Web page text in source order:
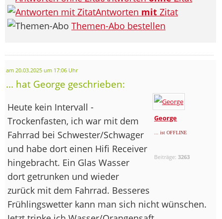
Antworten mit Zitat
Themen-Abo bestellen
am 20.03.2025 um 17:06 Uhr
... hat George geschrieben:
George
... ist OFFLINE
Beiträge:3263
Heute kein Intervall -
Trockenfasten, ich war mit dem
Fahrrad bei Schwester/Schwager
und habe dort einen Hifi Receiver
hingebracht. Ein Glas Wasser
dort getrunken und wieder
zurück mit dem Fahrrad. Besseres
Frühlingswetter kann man sich nicht wünschen.